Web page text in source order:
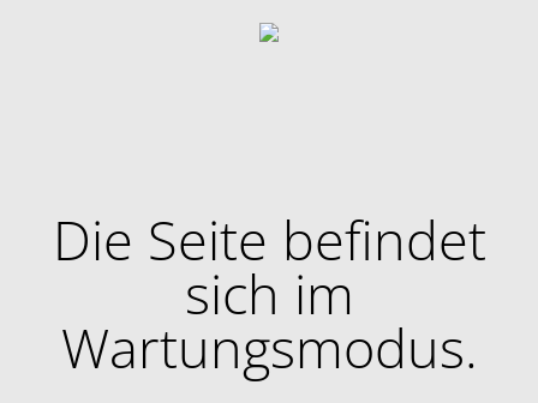
Die Seite befindet
sich im
Wartungsmodus.